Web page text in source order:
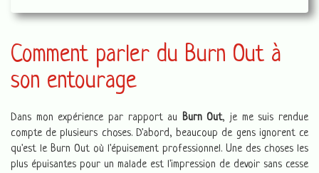
Comment parler du Burn Out à
son entourage
Dans mon expérience par rapport au Burn Out, je me suis rendue
compte de plusieurs choses. D'abord, beaucoup de gens ignorent ce
qu'est le Burn Out où l'épuisement professionnel. Une des choses les
plus épuisantes pour un malade est l'impression de devoir sans cesse